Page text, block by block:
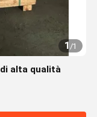
1/1
alta qualità